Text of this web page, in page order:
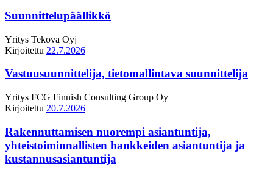
Suunnittelupäällikkö
Yritys Tekova Oyj
Kirjoitettu 22.7.2026
Vastuusuunnittelija, tietomallintava suunnittelija
Yritys FCG Finnish Consulting Group Oy
Kirjoitettu 20.7.2026
Rakennuttamisen nuorempi asiantuntija,
yhteistoiminnallisten hankkeiden asiantuntija ja
kustannusasiantuntija